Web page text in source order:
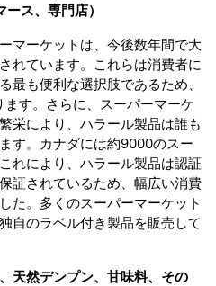
ース、専門店）
マーケットは、今後数年間で大
れています。これらは消費者に
最も便利な選択肢であるため、
す。さらに、スーパーマーケ
栄により、ハラール製品は誰も
す。カナダには約9000のスー
れにより、ハラール製品は認証
証されているため、幅広い消費
た。多くのスーパーマーケット
自のラベル付き製品を販売して
天然デンプン、甘味料、その